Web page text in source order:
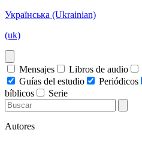
Українська (Ukrainian)
(uk)
Mensajes Libros de audio
Guías del estudio
Periódicos
bíblicos
Serie
Autores